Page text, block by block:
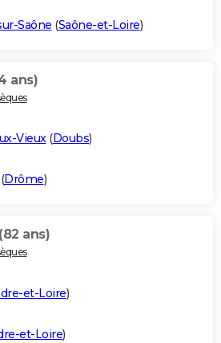
Saône (Saône-et-Loire)
ans)
Vieux(Doubs)
(Drôme)
(82 ans)
et-Loire)
et-Loire)